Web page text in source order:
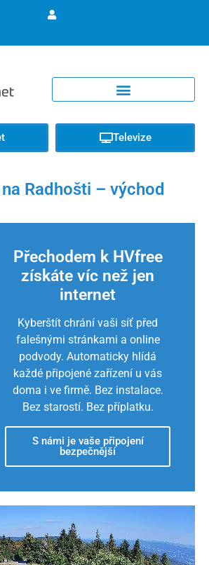
Televize
Radhošti – východ
Přechodem k HVfree
získáte víc než jen
internet
Kyberštít chrání vaši síť před
falešnými stránkami a online
podvody. Automaticky hlídá
každé připojené zařízení u vás
doma i ve firmě. Bez instalace.
Bez starostí. Bez příplatku.
S námi je vaše připojení
bezpečnější